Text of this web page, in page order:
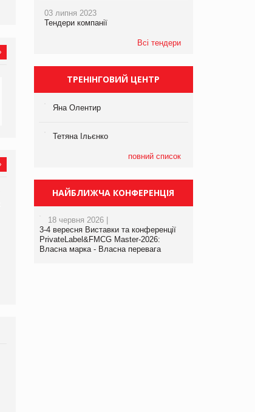
Файно маркет Директор
департаменту з
виробництва
03 липня 2023
Тендери компанії
Всі тендери
ТРЕНІНГОВИЙ ЦЕНТР
Яна Олентир
Тетяна Ільєнко
повний список
НАЙБЛИЖЧА КОНФЕРЕНЦІЯ
18 червня 2026 |
3-4 вересня Виставки та конференції
PrivateLabel&FMCG Master-2026:
Власна марка - Власна перевага